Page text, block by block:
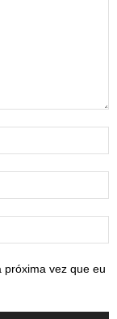
vez que eu